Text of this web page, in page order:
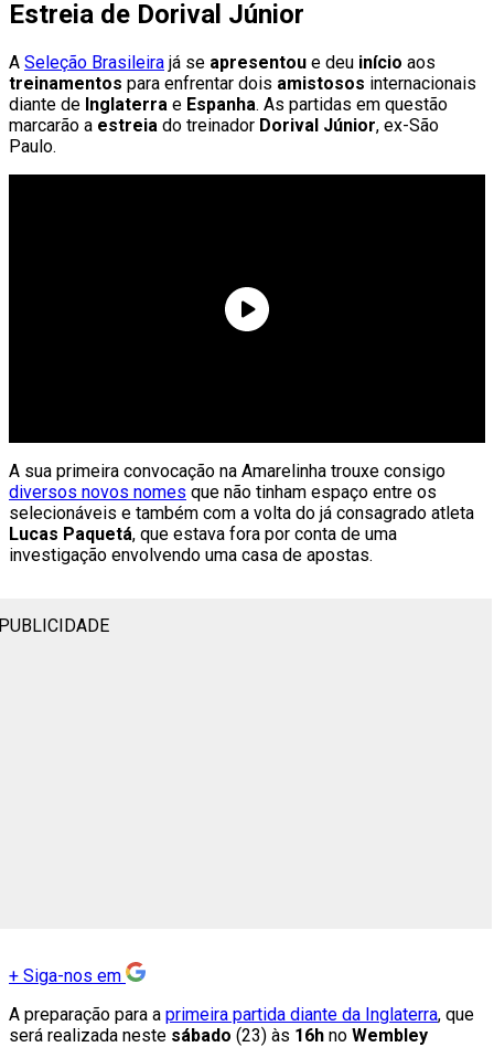
Estreia de Dorival Júnior
A Seleção Brasileira já se apresentou e deu início aos
treinamentos para enfrentar dois amistosos internacionais
diante de Inglaterra e Espanha. As partidas em questão
marcarão a estreia do treinador Dorival Júnior, ex-São
Paulo.
A sua primeira convocação na Amarelinha trouxe consigo
diversos novos nomes que não tinham espaço entre os
selecionáveis e também com a volta do já consagrado atleta
Lucas Paquetá, que estava fora por conta de uma
investigação envolvendo uma casa de apostas.
+ Siga-nos em
A preparação para a primeira partida diante da Inglaterra, que
será realizada neste sábado (23) às 16h no Wembley